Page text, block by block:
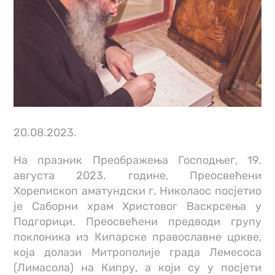
20.08.2023.
На празник Преображења Господњег, 19.
августа 2023. године, Преосвећени
Хорепископ аматундски г. Николаос посјетио
је Саборни храм Христовог Васкрсења у
Подгорици. Преосвећени предводи групу
поклоника из Кипарске православне цркве,
која долази Митрополије града Лемесоса
(Лимасола) на Кипру, а који су у посјети